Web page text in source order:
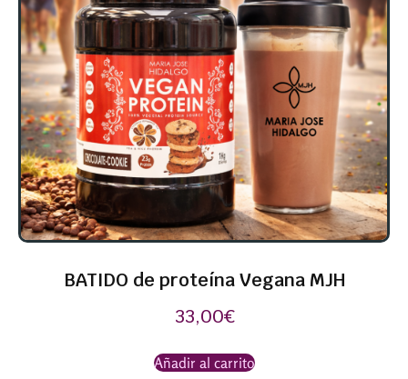
BATIDO de proteína Vegana MJH
33,00€
Añadir al carrito